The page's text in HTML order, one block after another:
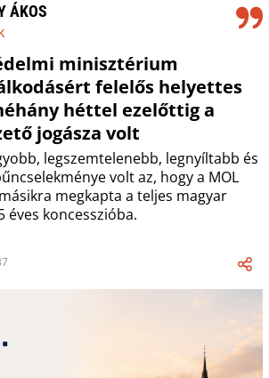
ÁKOS
minisztérium
felelős helyettes
héttel ezelőttig a
jogásza volt
legszemtelenebb, legnyíltabb és
volt az, hogy a MOL
megkapta a teljes magyar
éves koncesszióba.